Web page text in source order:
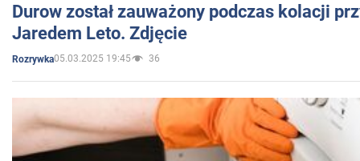
Durow został zauważony podczas kolacji
Jaredem Leto. Zdjęcie
Rozrywka05.03.2025 19:45 36